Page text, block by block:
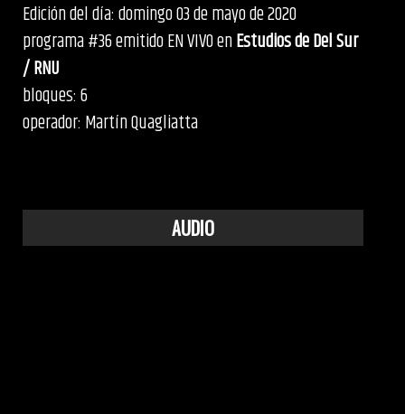
Edición del día: domingo 03 de mayo de 2020
programa #36 emitido EN VIVO enEstudios de Del Sur
/ RNU
bloques: 6
operador: Martín Quagliatta
AUDIO